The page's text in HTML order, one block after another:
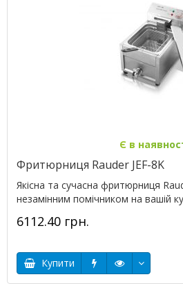
Є в
Фритюрниця Rauder JEF-8K
Якісна та сучасна фритюрниця
незамінним помічником на вашій
6112.40 грн.
Купити